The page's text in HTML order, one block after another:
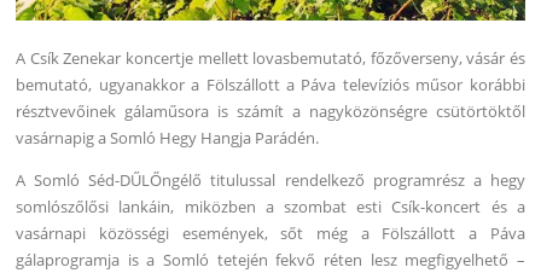
A Csík Zenekar koncertje mellett lovasbemutató, főzőverseny, vásár és
bemutató, ugyanakkor a Fölszállott a Páva televíziós műsor korábbi
résztvevőinek gálaműsora is számít a nagyközönségre csütörtöktől
vasárnapig a Somló Hegy Hangja Parádén.
A Somló Séd-DŰLŐngélő titulussal rendelkező programrész a hegy
somlószőlősi lankáin, miközben a szombat esti Csík-koncert és a
vasárnapi közösségi események, sőt még a Fölszállott a Páva
gálaprogramja is a Somló tetején fekvő réten lesz megfigyelhető –